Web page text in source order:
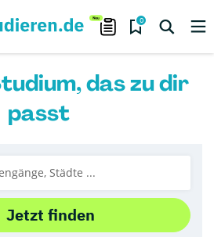
0
das zu dir
passt
Jetzt finden